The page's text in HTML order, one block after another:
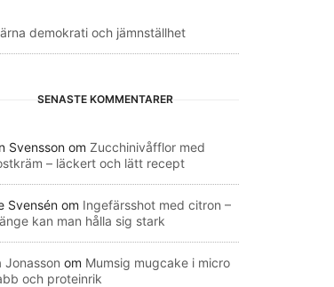
demokrati och jämnställhet
SENASTE KOMMENTARER
Svensson om Zucchinivåfflor med
– läckert och lätt recept
Svensén om Ingefärsshot med citron –
kan man hålla sig stark
Jonasson om Mumsig mugcake i micro
och proteinrik